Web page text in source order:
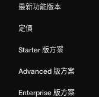
最新功能版本
定價
Starter 版方案
Advanced 版方案
Enterprise 版方案